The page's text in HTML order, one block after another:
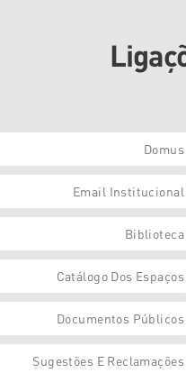
Domus
Email Institucional
Biblioteca
Catálogo Dos Espaços
Documentos Públicos
Sugestões E Reclamações